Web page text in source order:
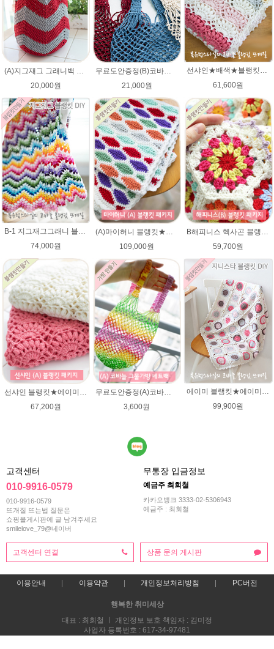
(A)지그재그 그래니백 배색 코바늘뜨기 아리아 가방 뜨개실 뜨개질 DIY
20,000원
무료도안증정(B)코바늘 그물가방 네트백 패키지 (종이도안+ ★다올한지 3타래)/코바늘가방/코바늘 그물가방 도안/그물백 니트가방/코바늘뜨기
21,000원
61,600원
74,000원
109,000원
59,700원
선샤인 블랭킷★에이미울 뜨개실 DIY 아기이불 코바늘뜨기/베이비 이불뜨기 / 손뜨개블랭킷 부드러운 털실
67,200원
무료도안증정(A)코바늘 그물가방 네트백 패키지 (종이도안+ 엘레강스 1타래)/코바늘가방/코바늘 그물가방 도안/그물백 니트가방/면사/여름뜨개실 미스바틱/코바늘뜨기
3,600원
에이미 블랭킷★에이미울 뜨개실DIY 북유럽블랭킷 코바늘뜨기/손뜨개블랭킷 부드러운 털실
99,900원
고객센터
010-9916-0579
010-9916-0579
뜨개질 뜨는법 질문은
쇼핑몰게시판에 글 남겨주세요
smilelove_79@네이버
무통장 입금정보
예금주 최회철
카카오뱅크 3333-02-5306943
예금주 : 최회철
고객센터 연결 상품 문의 게시판
이용안내 이용약관 개인정보처리방침 PC버전
행복한 취미세상
대표 : 최회철 ㅣ 개인정보 보호 책임자 : 김미정
사업자 등록번호 : 617-34-97481